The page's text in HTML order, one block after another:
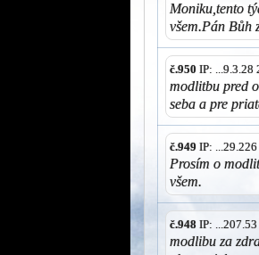
Moniku,tento
všem.Pán Bůh
č.950 IP: ...9.3.28
modlitbu pred
seba a pre
č.949 IP:
Prosím o
všem.
č.948 IP:
modlibu za